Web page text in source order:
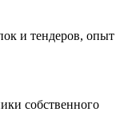
и тендеров, опыт
собственного